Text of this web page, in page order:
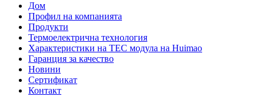
Дом
Профил на компанията
Продукти
Термоелектрична технология
Характеристики на TEC модула на Huimao
Гаранция за качество
Новини
Сертификат
Контакт